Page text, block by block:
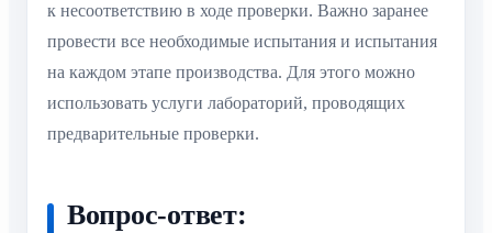
к несоответствию в ходе проверки. Важно заранее
провести все необходимые испытания и испытания
на каждом этапе производства. Для этого можно
использовать услуги лабораторий, проводящих
предварительные проверки.
Вопрос-ответ: